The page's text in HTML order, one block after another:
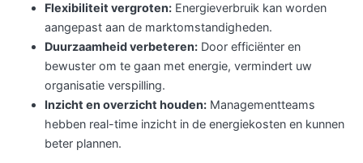
Flexibiliteit vergroten: Energieverbruik kan worden
aangepast aan de marktomstandigheden.
Duurzaamheid verbeteren: Door efficiënter en
bewuster om te gaan met energie, vermindert uw
organisatie verspilling.
Inzicht en overzicht houden: Managementteams
hebben real-time inzicht in de energiekosten en kunnen
beter plannen.